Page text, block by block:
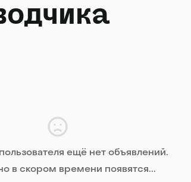
ещё нет объявлений.
в скором времени появятся...